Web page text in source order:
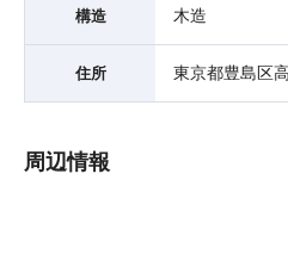
構造 木造
住所 東京都豊島区
周辺情報